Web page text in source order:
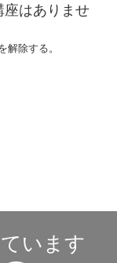
座はありませ
解除する。
います